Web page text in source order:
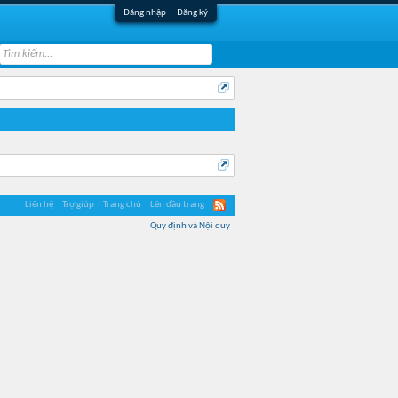
Đăng nhập Đăng ký
Liên hệ Trợ giúp Trang chủ Lên đầu trang
Quy định và Nội quy